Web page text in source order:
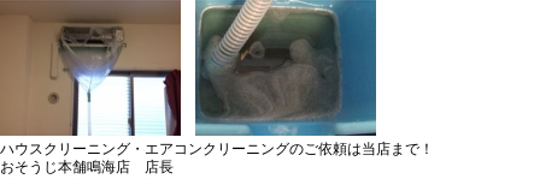
ハウスクリーニング・エアコンクリーニングのご依頼は当店まで！
おそうじ本舗鳴海店 店長